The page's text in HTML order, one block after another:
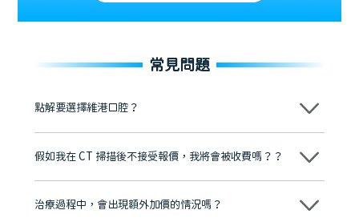
常見問題
點解要選擇維港口腔？
維港口腔踐行「醫道濟世」的大學校訓，各分院匯聚來自香港、內地的
牌」、「2025香港企業領袖品牌」，是諾貝爾種植系統全球放心植牙中
至今已服務超過三十個國家和地區的顧客，受到粵港澳大灣區及周邊城
市市民極高的口碑評價及信任推薦 珠海、深圳設有八大分院，香港亦設
有咨詢及服務保障中心，有任何問題都可以隨時預約免費咨詢，讓人十
假如我在 CT 掃描後不接受報價，我將會被收費嗎？？
不會！只要未開始實際服務之前，你不會被收取任何費用。
治療過程中，會出現額外加價的情況嗎？